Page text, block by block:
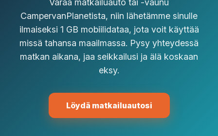
Varaa matkailuauto tai -vaunu
CampervanPlanetista, niin lähetämme sinulle
ilmaiseksi 1 GB mobiilidataa, jota voit käyttää
missä tahansa maailmassa. Pysy yhteydessä
matkan aikana, jaa seikkailusi ja älä koskaan
eksy.
Löydä matkailuautosi